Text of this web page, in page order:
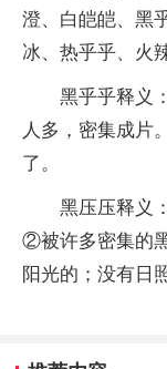
澄、白皑皑、黑
冰、热乎乎、火
黑乎乎释义
人多，密集成片
了。
黑压压释义
②被许多密集的
阳光的；没有日